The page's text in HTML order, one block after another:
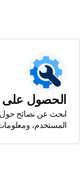
الحصول على
ابحث عن نصائح حول
المستخدم،